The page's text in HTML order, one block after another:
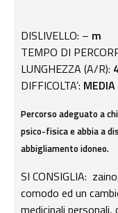
DISLIVELLO: – m
TEMPO DI
LUNGHEZZA (A/R):
DIFFICOLTA’: MEDIA
Percorso adeguato a
psico-fisica e abbia a
abbigliamento idoneo.
SI CONSIGLIA:
comodo ed un
medicinali personali,